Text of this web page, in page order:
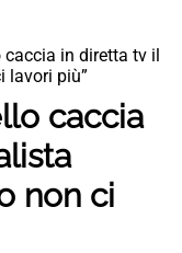
in diretta tv il
lavori più”
caccia
non ci